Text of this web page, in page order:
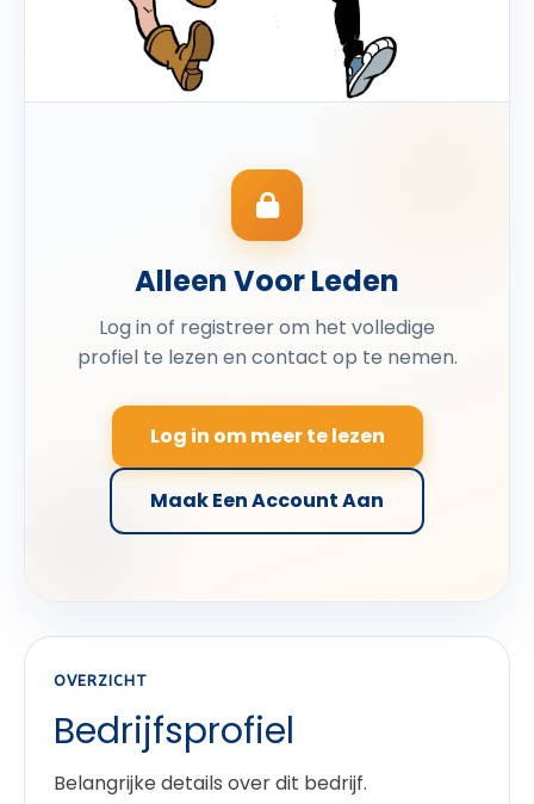
Alleen Voor Leden
Log in of registreer om het volledige
profiel te lezen en contact op te nemen.
Log in om meer te lezen
Maak Een Account Aan
OVERZICHT
Bedrijfsprofiel
Belangrijke details over dit bedrijf.